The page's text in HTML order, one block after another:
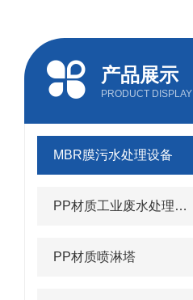
产品展示
PRODUCT DISPLAY
MBR膜污水处理设备
PP材质工业废水处理设备
PP材质喷淋塔